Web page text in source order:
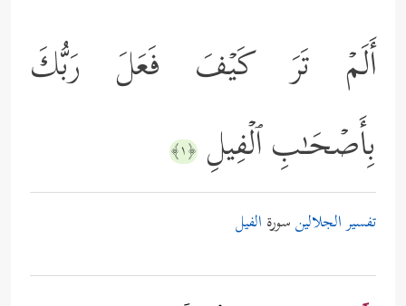
أَلَمۡ تَرَ كَیۡفَ فَعَلَ رَبُّكَ
بِأَصۡحَـٰبِ ٱلۡفِیلِ ﴿١﴾
تفسير الجلالينسورة الفيل